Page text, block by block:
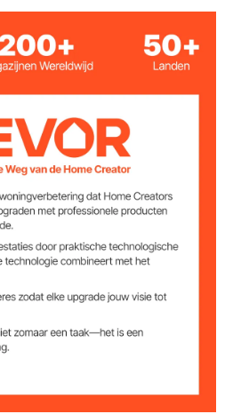
3 paar
mm
koolstofstaal met bakvernis,
φ2,48 x 37,01 inch / φ63 x
940 mm
PE-rubberen basis, φ12,20 x
1,42 inch / φ310 x 36 mm
5,8 kg
4,49 kg
polyester, 78,74 x 1,89 inch /
2000 x 48 mm